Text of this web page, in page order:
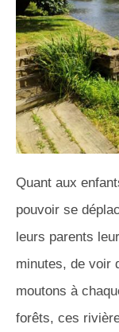
Quant aux
pouvoir se
leurs parents
minutes, de voir
moutons à
forêts, ces